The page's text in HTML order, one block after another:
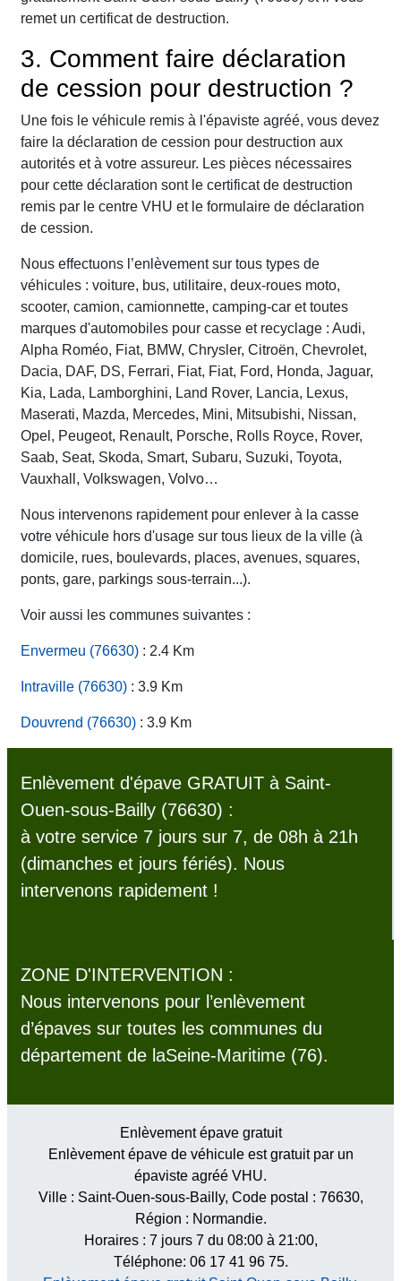
remet un certificat de destruction.
3. Comment faire déclaration
de cession pour destruction ?
Une fois le véhicule remis à l'épaviste agréé, vous devez
faire la déclaration de cession pour destruction aux
autorités et à votre assureur. Les pièces nécessaires
pour cette déclaration sont le certificat de destruction
remis par le centre VHU et le formulaire de déclaration
de cession.
Nous effectuons l’enlèvement sur tous types de
véhicules : voiture, bus, utilitaire, deux-roues moto,
scooter, camion, camionnette, camping-car et toutes
marques d'automobiles pour casse et recyclage : Audi,
Alpha Roméo, Fiat, BMW, Chrysler, Citroën, Chevrolet,
Dacia, DAF, DS, Ferrari, Fiat, Fiat, Ford, Honda, Jaguar,
Kia, Lada, Lamborghini, Land Rover, Lancia, Lexus,
Maserati, Mazda, Mercedes, Mini, Mitsubishi, Nissan,
Opel, Peugeot, Renault, Porsche, Rolls Royce, Rover,
Saab, Seat, Skoda, Smart, Subaru, Suzuki, Toyota,
Vauxhall, Volkswagen, Volvo…
Nous intervenons rapidement pour enlever à la casse
votre véhicule hors d'usage sur tous lieux de la ville (à
domicile, rues, boulevards, places, avenues, squares,
ponts, gare, parkings sous-terrain...).
Voir aussi les communes suivantes :
Envermeu (76630) : 2.4 Km
Intraville (76630) : 3.9 Km
Douvrend (76630) : 3.9 Km
Enlèvement d'épave GRATUIT à Saint-
Ouen-sous-Bailly (76630) :
à votre service 7 jours sur 7, de 08h à 21h
(dimanches et jours fériés). Nous
intervenons rapidement !
ZONE D'INTERVENTION :
Nous intervenons pour l’enlèvement
d’épaves sur toutes les communes du
département de laSeine-Maritime (76).
Enlèvement épave gratuit
Enlèvement épave de véhicule est gratuit par un
épaviste agréé VHU.
Ville : Saint-Ouen-sous-Bailly, Code postal : 76630,
Région : Normandie.
Horaires : 7 jours 7 du 08:00 à 21:00,
Téléphone: 06 17 41 96 75.